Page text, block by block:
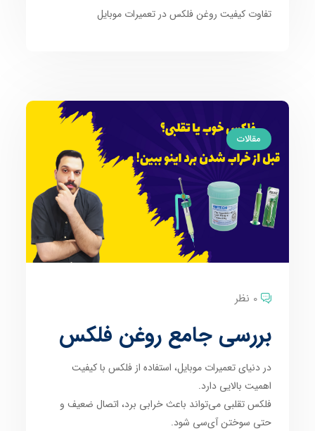
تفاوت کیفیت روغن فلکس در تعمیرات موبایل
مقالات
0 نظر
بررسی جامع روغن فلکس
در دنیای تعمیرات موبایل، استفاده از فلکس با کیفیت
اهمیت بالایی دارد.
فلکس تقلبی می‌تواند باعث خرابی برد، اتصال ضعیف و
حتی سوختن آی‌سی شود.